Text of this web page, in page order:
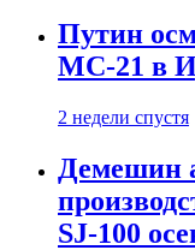
Путин
МС-21 в
2 недели спустя
Демешин
SJ-100